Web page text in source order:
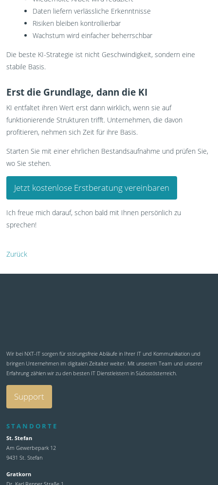
Daten liefern verlässliche Erkenntnisse
Risiken bleiben kontrollierbar
Wachstum wird einfacher beherrschbar
Die beste KI-Strategie ist nicht Geschwindigkeit, sondern eine
stabile Basis.
Erst die Grundlage, dann die KI
KI entfaltet ihren Wert erst dann wirklich, wenn sie auf
funktionierende Strukturen trifft. Unternehmen, die davon
profitieren, nehmen sich Zeit für ihre Basis.
Starten Sie mit einer ehrlichen Bestandsaufnahme und prüfen Sie,
wo Sie stehen.
Jetzt kostenlose Erstberatung vereinbaren
Ich freue mich darauf, schon bald mit Ihnen persönlich zu
sprechen!
Zurück
Wir bei NXT-IT sorgen für störungsfreie Abläufe in Ihrer IT und Kommunikation und
bringen Unternehmen im digitalen Zeitalter weiter. Mit unserem Team und unserer
Erfahrung zählen wir zu den besten IT Dienstleistern in Südostösterreich.
Support
STANDORTE
St. Stefan
Am Gewerbepark 12
9431 St. Stefan
Gratkorn